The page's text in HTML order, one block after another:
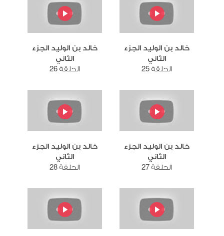
خالد بن الوليد الجزء
الثاني
الحلقة 25
خالد بن الوليد الجزء
الثاني
الحلقة 26
خالد بن الوليد الجزء
الثاني
الحلقة 27
خالد بن الوليد الجزء
الثاني
الحلقة 28